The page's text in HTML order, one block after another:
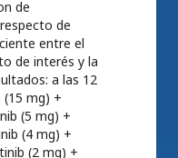
de
de
entre el
de interés y la
a las 12
(15 mg) +
(5 mg) +
(4 mg) +
(2 mg) +